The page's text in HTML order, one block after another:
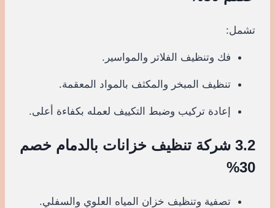
تشمل:
فك وتنظيف الفلاتر والمواسير.
تنظيف المبخر والمكثف بالمواد المعقمة.
إعادة تركيب وضبط التكييف لعمله بكفاءة أعلى.
3.2 شركة تنظيف خزانات بالدمام خصم
30%
تصفية وتنظيف خزان المياه العلوي والسفلي.